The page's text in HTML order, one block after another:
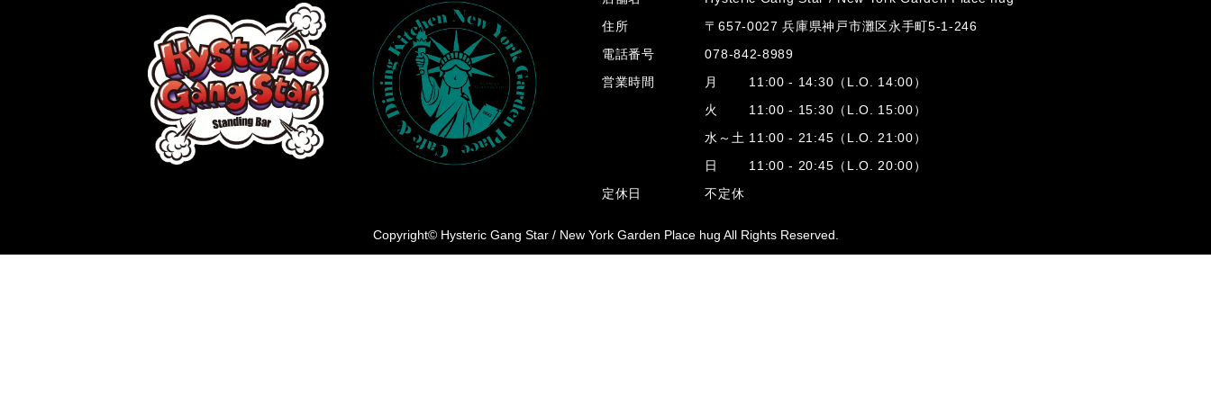
住所
〒657-0027 兵庫県神戸市灘区永手町5-1-246
電話番号
078-842-8989
営業時間
月 11:00 - 14:30（L.O. 14:00）
火 11:00 - 15:30（L.O. 15:00）
水～土 11:00 - 21:45（L.O. 21:00）
日 11:00 - 20:45（L.O. 20:00）
定休日
不定休
Copyright© Hysteric Gang Star / New York Garden Place hug All Rights Reserved.